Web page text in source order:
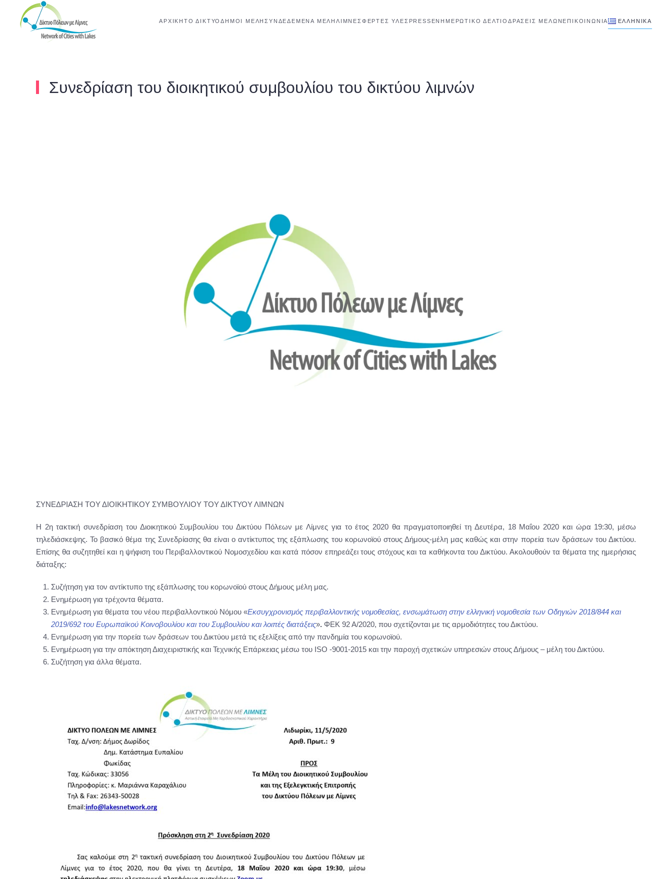
Skip to main content ΑΡΧΙΚΉΤΟ ΔΊΚΤΥΟΔΉΜΟΙ ΜΈΛΗΣΥΝΔΕΔΕΜΈΝΑ ΜΈΛΗΛΊΜΝΕΣ ΦΕΡΤΕΣ ΥΛΕΣ PRESS ΕΝΗΜΕΡΩΤΙΚΟ ΔΕΛΤΙΟΔΡΑΣΕΙΣ ΜΕΛΩΝ ΕΠΙΚΟΙΝΩΝΊΑ ΕΛΛΗΝΙΚΆ
Συνεδρίαση του διοικητικού συμβουλίου του δικτύου λιμνών
ΣΥΝΕΔΡΙΑΣΗ ΤΟΥ ΔΙΟΙΚΗΤΙΚΟΥ ΣΥΜΒΟΥΛΙΟΥ ΤΟΥ ΔΙΚΤΥΟΥ ΛΙΜΝΩΝ
Η 2η τακτική συνεδρίαση του Διοικητικού Συμβουλίου του Δικτύου Πόλεων με Λίμνες για το έτος 2020 θα πραγματοποιηθεί τη Δευτέρα, 18 Μαΐου 2020 και ώρα 19:30, μέσω
τηλεδιάσκεψης. Το βασικό θέμα της Συνεδρίασης θα είναι ο αντίκτυπος της εξάπλωσης του κορωνοϊού στους Δήμους-μέλη μας καθώς και στην πορεία των δράσεων του Δικτύου.
Επίσης θα συζητηθεί και η ψήφιση του Περιβαλλοντικού Νομοσχεδίου και κατά πόσον επηρεάζει τους στόχους και τα καθήκοντα του Δικτύου. Ακολουθούν τα θέματα της ημερήσιας
διάταξης:
Συζήτηση για τον αντίκτυπο της εξάπλωσης του κορωνοϊού στους Δήμους μέλη μας.
Ενημέρωση για τρέχοντα θέματα.
Ενημέρωση για θέματα του νέου περιβαλλοντικού Νόμου «Εκσυγχρονισμός περιβαλλοντικής νομοθεσίας, ενσωμάτωση στην ελληνική νομοθεσία των Οδηγιών 2018/844 και
2019/692 του Ευρωπαϊκού Κοινοβουλίου και του Συμβουλίου και λοιπές διατάξεις». ΦΕΚ 92 Α/2020, που σχετίζονται με τις αρμοδιότητες του Δικτύου.
Ενημέρωση για την πορεία των δράσεων του Δικτύου μετά τις εξελίξεις από την πανδημία του κορωνοϊού.
Ενημέρωση για την απόκτηση Διαχειριστικής και Τεχνικής Επάρκειας μέσω του ISO -9001-2015 και την παροχή σχετικών υπηρεσιών στους Δήμους – μέλη του Δικτύου.
Συζήτηση για άλλα θέματα.